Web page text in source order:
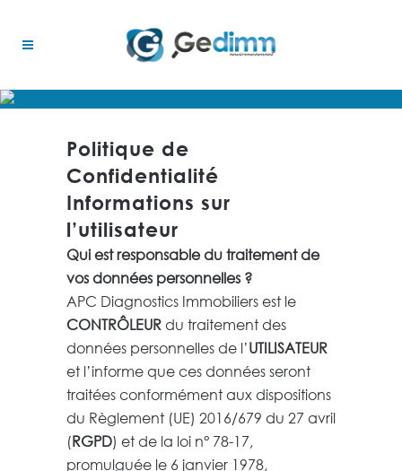
Politique de
Confidentialité
Informations sur
l’utilisateur
Qui est responsable du traitement de
vos données personnelles ?
APC Diagnostics Immobiliersest le
CONTRÔLEURdu traitement des
données personnelles de l’UTILISATEUR
et l’informe que ces données seront
traitées conformément aux dispositions
du Règlement (UE) 2016/679 du 27 avril
(RGPD) et de la loi n° 78-17,
promulguée le 6 janvier 1978,